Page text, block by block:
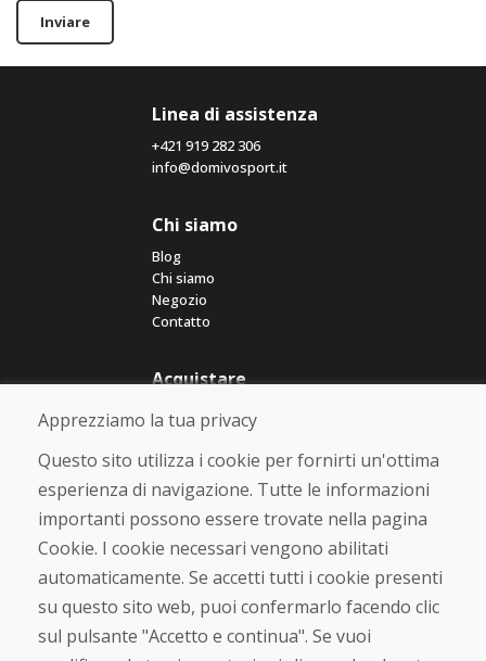
Inviare
Linea di assistenza
+421 919 282 306
info@domivosport.it
Chi siamo
Blog
Chi siamo
Negozio
Contatto
Acquistare
Negozio online
Termini e condizioni commerciali
Spedizione e pagamento
Reso e cambio merce
Protezione dei dati personali
Cookies
Verificato dai clienti
★★★★★
Apprezziamo la tua privacy
Questo sito utilizza i cookie per fornirti un'ottima
esperienza di navigazione. Tutte le informazioni
importanti possono essere trovate nella pagina
Cookie. I cookie necessari vengono abilitati
automaticamente. Se accetti tutti i cookie presenti
su questo sito web, puoi confermarlo facendo clic
sul pulsante "Accetto e continua". Se vuoi